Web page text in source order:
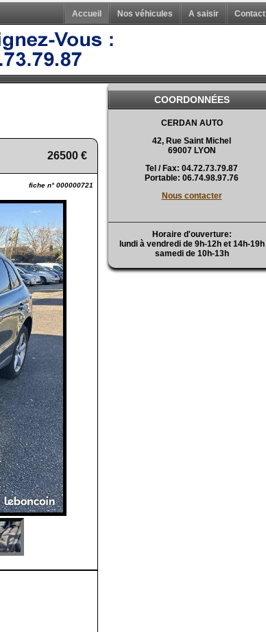
Accueil Nos véhicules A saisir Contact
COORDONNÉES
CERDAN AUTO
42, Rue Saint Michel
69007 LYON
Tel / Fax: 04.72.73.79.87
Portable: 06.74.98.97.76
Nous contacter
Horaire d'ouverture:
lundi à vendredi de 9h-12h et 14h-19h
samedi de 10h-13h
26500 €
fiche n° 000000721